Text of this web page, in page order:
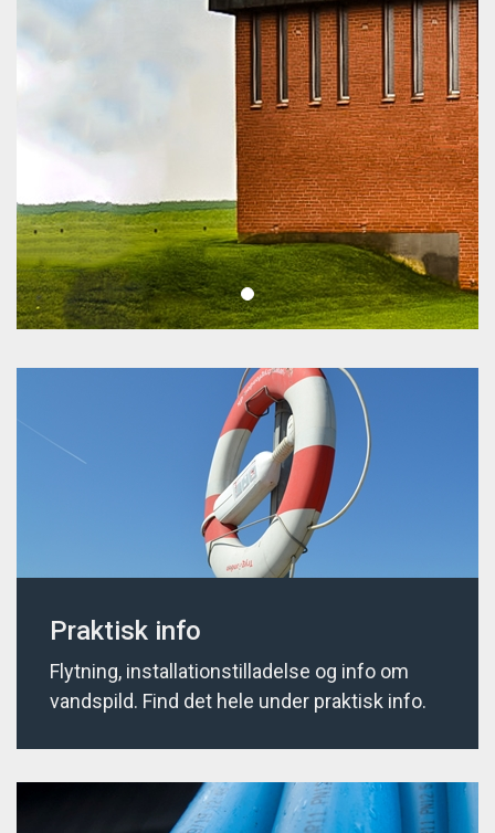
Praktisk info
Flytning, installationstilladelse og info om
vandspild. Find det hele under praktisk info.